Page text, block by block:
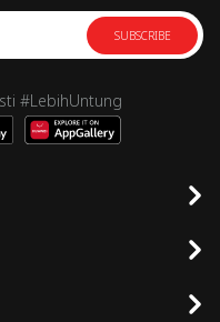
SUBSCRIBE
#LebihUntung